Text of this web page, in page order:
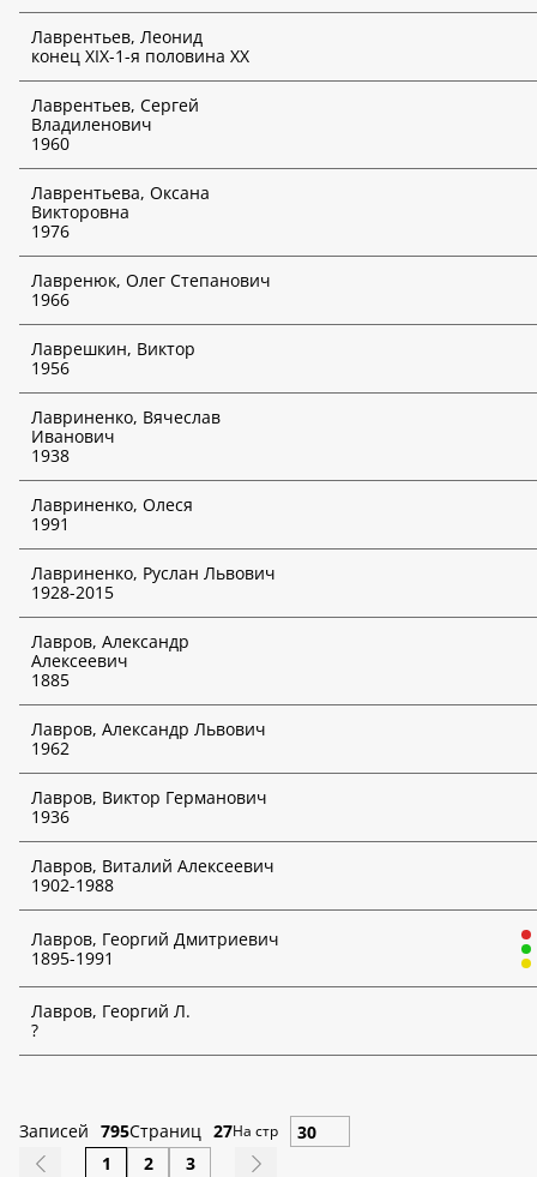
Лаврентьев, Леонид
конец XIX-1-я половина ХХ
Лаврентьев, Сергей
Владиленович
1960
Лаврентьева, Оксана
Викторовна
1976
Лавренюк, Олег Степанович
1966
Лаврешкин, Виктор
1956
Лавриненко, Вячеслав
Иванович
1938
Лавриненко, Олеся
1991
Лавриненко, Руслан Львович
1928-2015
Лавров, Александр
Алексеевич
1885
Лавров, Александр Львович
1962
Лавров, Виктор Германович
1936
Лавров, Виталий Алексеевич
1902-1988
Лавров, Георгий Дмитриевич
1895-1991
Лавров, Георгий Л.
?
Записей 795Страниц 27На стр
1 2 3